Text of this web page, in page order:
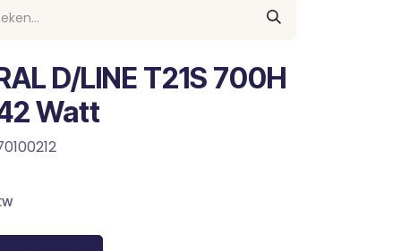
D/LINE T21S 700H
Watt